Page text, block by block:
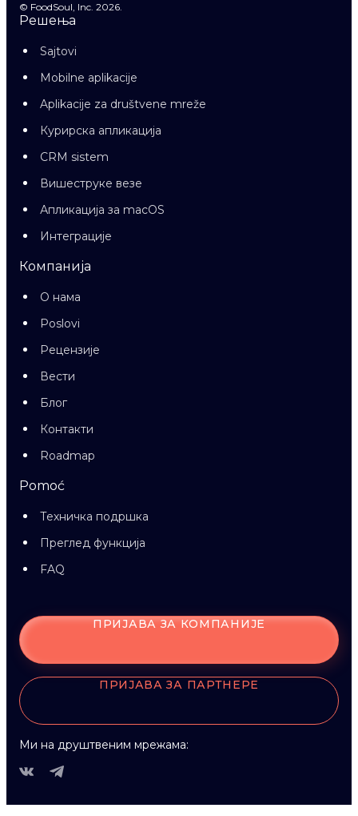
© FoodSoul, Inc. 2026.
Решења
Sajtovi
Mobilne aplikacije
Aplikacije za društvene mreže
Курирска апликација
CRM sistem
Вишеструке везе
Апликација за macOS
Интеграције
Компанија
О нама
Poslovi
Рецензије
Вести
Блог
Контакти
Roadmap
Pomoć
Техничка подршка
Преглед функција
FAQ
ПРИЈАВА ЗА КОМПАНИЈЕ
ПРИЈАВА ЗА ПАРТНЕРЕ
Ми на друштвеним мрежама: